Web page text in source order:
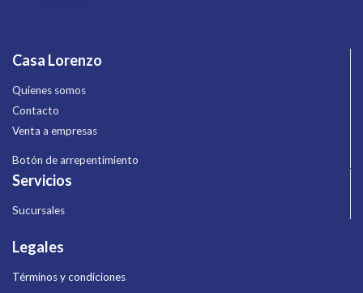
Casa Lorenzo
Quienes somos
Contacto
Venta a empresas
Botón de arrepentimiento
Servicios
Sucursales
Legales
Términos y condiciones